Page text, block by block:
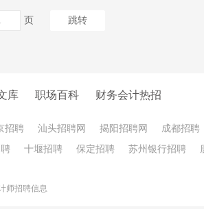
页 跳转
库 职场百科 财务会计热招
招聘 汕头招聘网 揭阳招聘网 成都招聘
十堰招聘 保定招聘 苏州银行招聘
师招聘信息